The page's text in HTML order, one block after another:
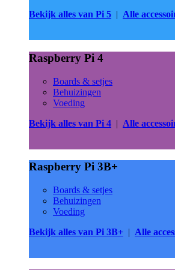
Bekijk alles van Pi 5 | Alle
Raspberry Pi 4
Boards & setjes
Behuizingen
Voeding
Bekijk alles van Pi 4 | Alle
Raspberry Pi 3B+
Boards & setjes
Behuizingen
Voeding
Bekijk alles van Pi 3B+ | Alle